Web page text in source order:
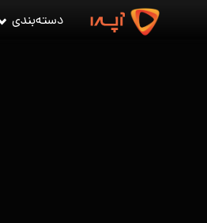
دسته‌بندی